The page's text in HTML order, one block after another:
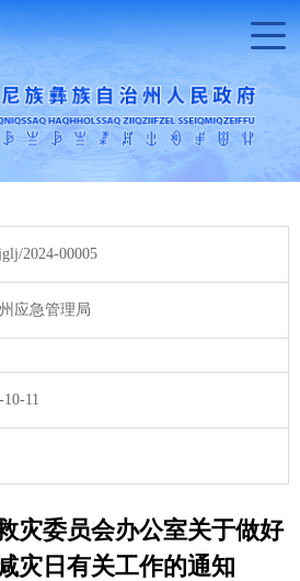
2024-00005
应急管理局
10-11
灾委员会办公室关于做好
灾日有关工作的通知